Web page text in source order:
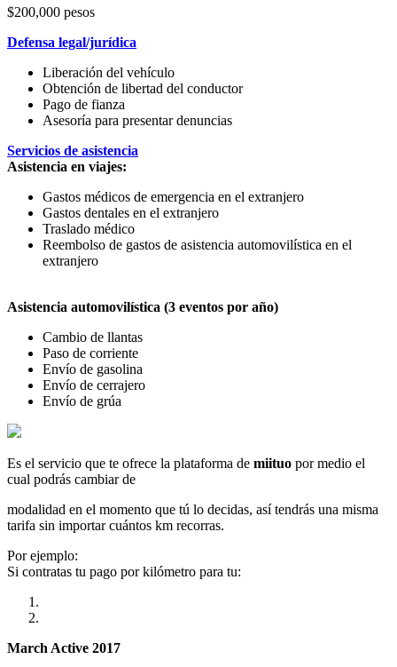
$200,000 pesos
Defensa legal/jurídica
Liberación del vehículo
Obtención de libertad del conductor
Pago de fianza
Asesoría para presentar denuncias
Servicios de asistencia
Asistencia en viajes:
Gastos médicos de emergencia en el extranjero
Gastos dentales en el extranjero
Traslado médico
Reembolso de gastos de asistencia automovilística en el
extranjero
Asistencia automovilística (3 eventos por año)
Cambio de llantas
Paso de corriente
Envío de gasolina
Envío de cerrajero
Envío de grúa
Es el servicio que te ofrece la plataforma de miituo por medio el
cual podrás cambiar de
modalidad en el momento que tú lo decidas, así tendrás una misma
tarifa sin importar cuántos km recorras.
Por ejemplo:
Si contratas tu pago por kilómetro para tu:
March Active 2017